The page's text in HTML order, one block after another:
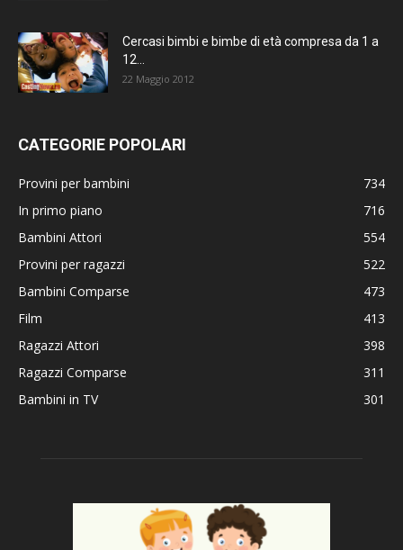
Cercasi bimbi e bimbe di età compresa da 1 a
12...
22 Maggio 2012
CATEGORIE POPOLARI
Provini per bambini
734
In primo piano
716
Bambini Attori
554
Provini per ragazzi
522
Bambini Comparse
473
Film
413
Ragazzi Attori
398
Ragazzi Comparse
311
Bambini in TV
301